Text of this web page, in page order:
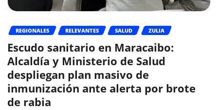
REGIONALES RELEVANTES SALUD ZULIA
Escudo sanitario en Maracaibo:
Alcaldía y Ministerio de Salud
despliegan plan masivo de
inmunización ante alerta por brote
de rabia